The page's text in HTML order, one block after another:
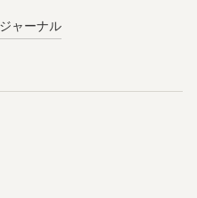
ジャーナル